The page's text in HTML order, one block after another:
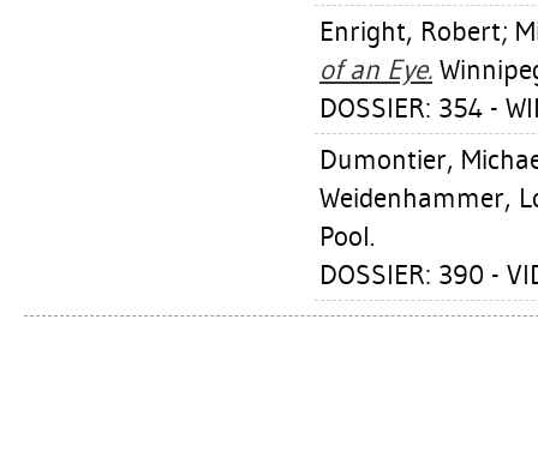
Enright, Robert;
of an Eye.
DOSSIER: 354 -
Dumontier,
Weidenhammer,
Pool.
DOSSIER: 390 -